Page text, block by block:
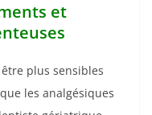
et
plus sensibles
les analgésiques